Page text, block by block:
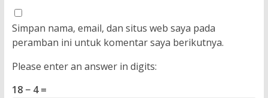
Simpan nama, email, dan situs web saya pada
peramban ini untuk komentar saya berikutnya.
Please enter an answer in digits:
18 − 4 =